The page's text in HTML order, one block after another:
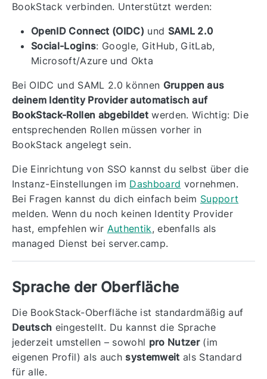
BookStack verbinden. Unterstützt werden:
OpenID Connect (OIDC) und SAML 2.0
Social-Logins: Google, GitHub, GitLab,
Microsoft/Azure und Okta
Bei OIDC und SAML 2.0 können Gruppen aus
deinem Identity Provider automatisch auf
BookStack-Rollen abgebildetwerden. Wichtig: Die
entsprechenden Rollen müssen vorher in
BookStack angelegt sein.
Die Einrichtung von SSO kannst du selbst über die
Instanz-Einstellungen im Dashboard vornehmen.
Bei Fragen kannst du dich einfach beim Support
melden. Wenn du noch keinen Identity Provider
hast, empfehlen wir Authentik, ebenfalls als
managed Dienst bei server.camp.
Sprache der Oberfläche
Die BookStack-Oberfläche ist standardmäßig auf
Deutsch eingestellt. Du kannst die Sprache
jederzeit umstellen – sowohl pro Nutzer(im
eigenen Profil) als auchsystemweit als Standard
für alle.